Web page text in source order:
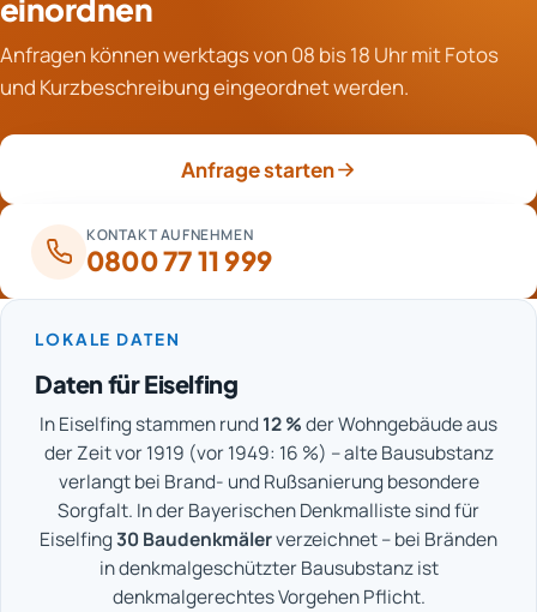
als Nachweis des Sanierungsabschlusses, für
Eigentümer und Mieter als Absicherung bei späteren
Rückfragen. Verbleibende Restpunkte werden mit einer
einordnen
Anfragen können werktags von 08 bis 18 Uhr mit Fotos
und Kurzbeschreibung eingeordnet werden.
Anfrage starten
KONTAKT AUFNEHMEN
0800 77 11 999
LOKALE DATEN
Daten für Eiselfing
In Eiselfing stammen rund 12 %der Wohngebäude aus
der Zeit vor 1919 (vor 1949: 16 %) – alte Bausubstanz
verlangt bei Brand- und Rußsanierung besondere
Sorgfalt. In der Bayerischen Denkmalliste sind für
Eiselfing30 Baudenkmälerverzeichnet – bei Bränden
in denkmalgeschützter Bausubstanz ist
denkmalgerechtes Vorgehen Pflicht.